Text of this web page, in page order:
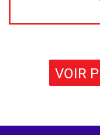
VOIR